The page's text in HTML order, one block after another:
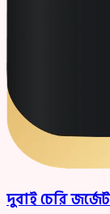
দুবাই চেরি